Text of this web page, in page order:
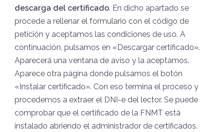
descarga del certificado. En dicho apartado se
procede a rellenar el formulario con el código de
petición y aceptamos las condiciones de uso. A
continuación, pulsamos en «Descargar certificado».
Aparecerá una ventana de aviso y la aceptamos.
Aparece otra página donde pulsamos el botón
«Instalar certificado». Con eso termina el proceso y
procedemos a extraer el DNI-e del lector. Se puede
comprobar que el certificado de la FNMT está
instalado abriendo el administrador de certificados.